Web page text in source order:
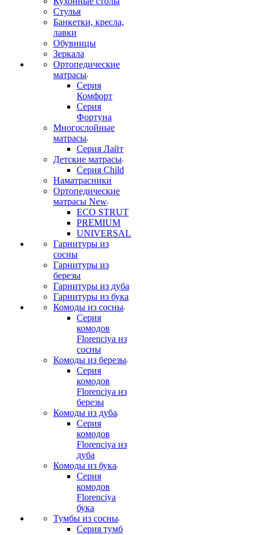
Стулья
Банкетки, кресла,
лавки
Обувницы
Зеркала
Ортопедические
матрасы
Серия
Комфорт
Серия
Фортуна
Многослойные
матрасы
Серия Лайт
Детские матрасы
Серия Child
Наматрасники
Ортопедические
матрасы New
ECO STRUT
PREMIUM
UNIVERSAL
Гарнитуры из
сосны
Гарнитуры из
березы
Гарнитуры из дуба
Гарнитуры из бука
Комоды из сосны
Серия
комодов
Florenciya из
сосны
Комоды из березы
Серия
комодов
Florenciya из
березы
Комоды из дуба
Серия
комодов
Florenciya из
дуба
Комоды из бука
Серия
комодов
Florenciya
бука
Тумбы из сосны
Серия тумб